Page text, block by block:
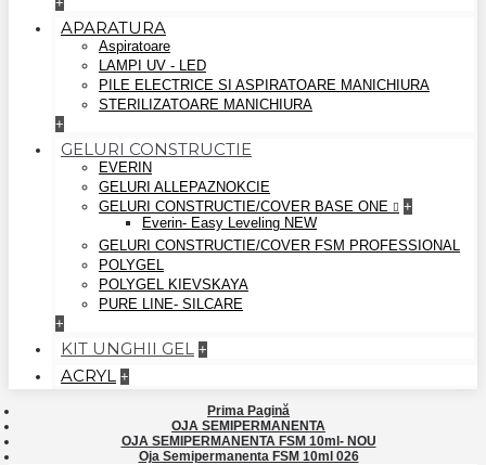
APARATURA
Aspiratoare
LAMPI UV - LED
PILE ELECTRICE SI ASPIRATOARE MANICHIURA
STERILIZATOARE MANICHIURA
+
GELURI CONSTRUCTIE
EVERIN
GELURI ALLEPAZNOKCIE
GELURI CONSTRUCTIE/COVER BASE ONE
+
Everin- Easy Leveling NEW
GELURI CONSTRUCTIE/COVER FSM PROFESSIONAL
POLYGEL
POLYGEL KIEVSKAYA
PURE LINE- SILCARE
+
KIT UNGHII GEL +
ACRYL +
Prima Pagină
OJA SEMIPERMANENTA
OJA SEMIPERMANENTA FSM 10ml- NOU
Oja Semipermanenta FSM 10ml 026